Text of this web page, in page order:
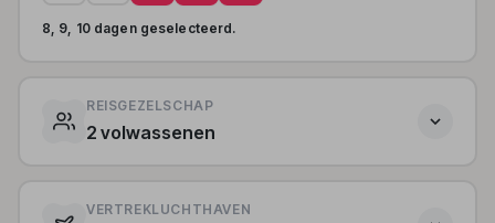
8, 9, 10 dagen geselecteerd.
REISGEZELSCHAP
2 volwassenen
VERTREKLUCHTHAVEN